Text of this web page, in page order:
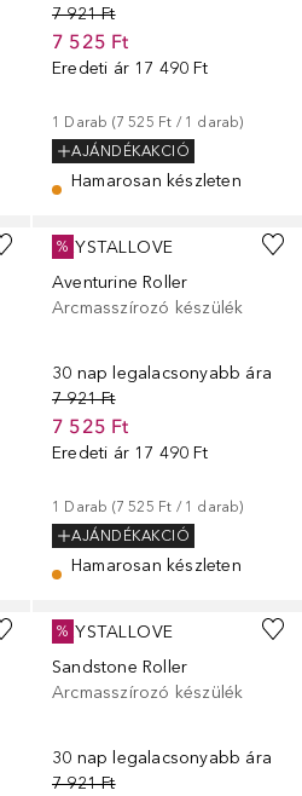
7 921 Ft
7 525 Ft
Eredeti ár 17 490 Ft
1 Darab (7 525 Ft / 1 darab)
AJÁNDÉKAKCIÓ
Hamarosan készleten
CRYSTALLOVE
Aventurine Roller
Arcmasszírozó készülék
30 nap legalacsonyabb ára
7 921 Ft
7 525 Ft
Eredeti ár 17 490 Ft
1 Darab (7 525 Ft / 1 darab)
AJÁNDÉKAKCIÓ
Hamarosan készleten
%
CRYSTALLOVE
Sandstone Roller
Arcmasszírozó készülék
30 nap legalacsonyabb ára
7 921 Ft
%